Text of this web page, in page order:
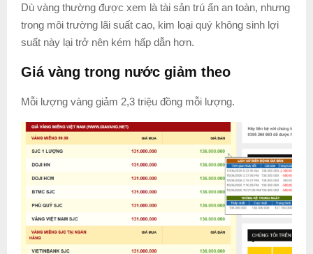
Dù vàng thường được xem là tài sản trú ẩn an toàn, nhưng
trong môi trường lãi suất cao, kim loại quý không sinh lợi
suất này lại trở nên kém hấp dẫn hơn.
Giá vàng trong nước giảm theo
Mỗi lượng vàng giảm 2,3 triệu đồng mỗi lượng.